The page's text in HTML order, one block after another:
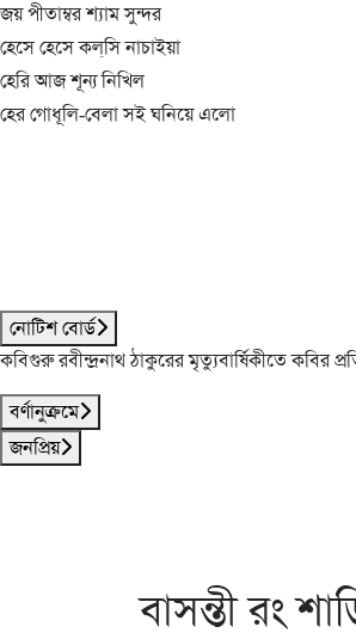
জয় পীতাম্বর শ্যাম সুন্দর
হেসে হেসে কল্‌সি নাচাইয়া
হেরি আজ শূন্য নিখিল
হের গোধূলি-বেলা সই ঘনিয়ে এলো
নোটিশ বোর্ড
কবিগুরু রবীন্দ্রনাথ ঠাকুরের মৃত্যুবার্ষিকীতে কবির
বর্ণানুক্রমে
জনপ্রিয়
বাসন্তী রং